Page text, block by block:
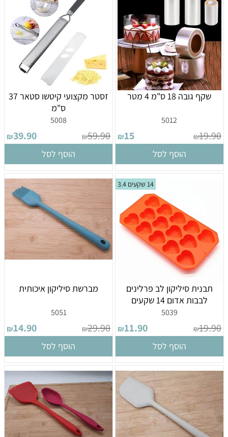
שקף גובה 18 ס"מ 4 מטר
5012
₪19.90
₪15
הוסף לסל
זסטר מקצועי קיטשו סטאר 37
ס"מ
5008
₪59.90
₪39.90
הוסף לסל
14 שקעים 3.4
תבנית סיליקון לב פרלינים
לבבות אדום 14 שקעים
5039
₪19.90
₪11.90
הוסף לסל
מברשת סיליקון איכותית
5051
₪29.90
₪14.90
הוסף לסל